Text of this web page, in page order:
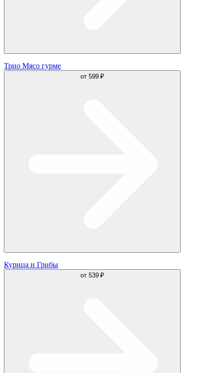
Трио Мясо гурме
от 599 ₽
Курица и Грибы
от 539 ₽